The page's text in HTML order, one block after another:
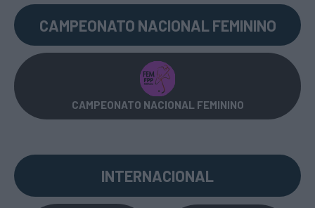
CAMPEONATO NACIONAL FEMININO
CAMPEONATO NACIONAL FEMININO
INTERNACIONAL